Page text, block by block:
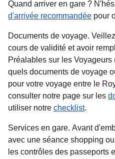
Quand arriver en gare ?
d'arrivée recommandée pour
Documents de voyage.
cours de validité et avoir
Préalables sur les Voyageurs
quels documents de voyage
pour votre voyage entre le
consulter notre page sur les
utiliser notre checklist.
Services en gare. Avant
avec une séance shopping
les contrôles des passeports